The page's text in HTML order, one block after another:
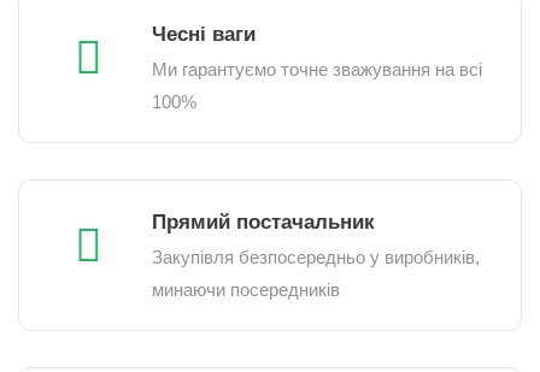
Чесні ваги
Ми гарантуємо точне зважування на всі
100%
Прямий постачальник
Закупівля безпосередньо у виробників,
минаючи посередників